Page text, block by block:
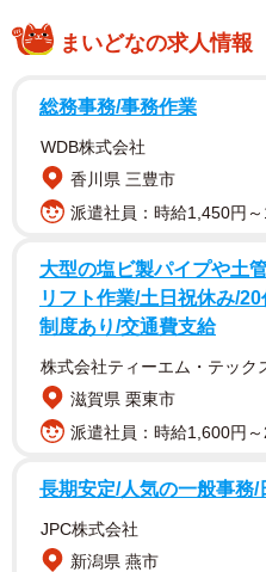
という福島県いわき市の水族
公式Twitterアカウント（
未知の深海生物、白色のヒ
ミ属の一種を展示を始めま
うがないようで、「ほら、
さん写真が送られてきます
ず。。。 #アクアマリンふく
ボックス
pic.twitter.com/
— 【公式】アクアマリンふ
SNSユーザー達から
まいどなの求人情報
総務事務/事務作業
WDB株式会社
香川県 三豊市
派遣社員：時給1,450円
大型の塩ビ製パイプや土
リフト作業/土日祝休み/
制度あり/交通費支給
株式会社ティーエム・テック
滋賀県 栗東市
派遣社員：時給1,600円
長期安定/人気の一般事務/
JPC株式会社
新潟県 燕市